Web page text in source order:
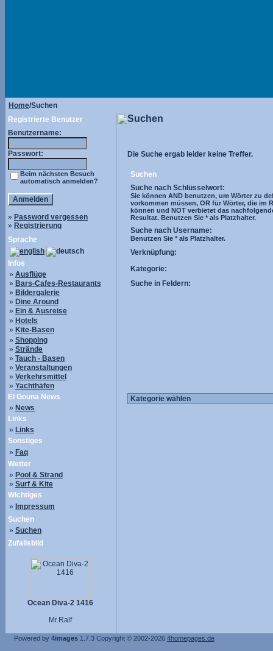
Home/Suchen
Registrierte Benutzer
Benutzername:
Passwort:
Beim nächsten Besuch
automatisch anmelden?
» Password vergessen
» Registrierung
Sprache
Infos
» Ausflüge
» Bars-Cafes-Restaurants
» Bildergalerie
» Dine Around
» Ein & Ausreise
» Hotels
» Kite-Basen
» Shopping
» Strände
» Tauch - Basen
» Veranstaltungen
» Verkehrsmittel
» Yachthäfen
El Gouna News
» News
Links
» Links
Sonstiges
» Faq
Wetter
» Pool & Strand
» Surf & Kite
Wichtiges
» Impressum
Suchen
» Suchen
Zufallsbild
Ocean Diva-2 1416
Mr.Ralf
Suchen
Die Suche ergab leider keine Treffer.
Suchen
Suche nach Schlüsselwort:
Sie können AND benutzen, um Wörter zu
vorkommen müssen, OR für Wörter, die im
können und NOT verbietet das
Resultat. Benutzen Sie * als Platzhalter.
Suche nach Username:
Benutzen Sie * als Platzhalter.
Verknüpfung:
Kategorie:
Suche in Feldern:
Powered by 4images 1.7.3 Copyright © 2002-2026 4homepages.de